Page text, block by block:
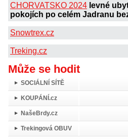
CHORVATSKO 2024 levné
pokojích po celém Jadranu
Snowtrex.cz
Treking.cz
Může se hodit
SOCIÁLNÍ SÍTĚ
KOUPÁNÍ.cz
NašeBrdy.cz
Trekingová OBUV